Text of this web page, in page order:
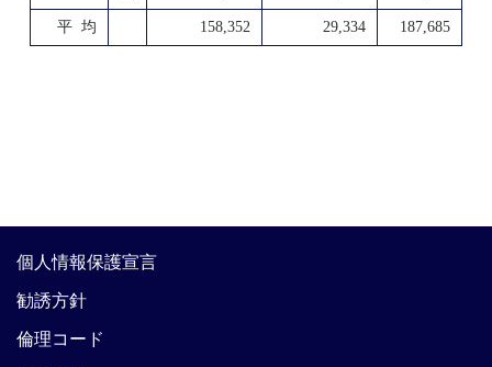
平 均 158,352 29,334 187,685
個人情報保護宣言
勧誘方針
倫理コード